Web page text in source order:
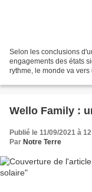
Selon les conclusions
engagements des états
rythme, le monde va vers
Wello Family :
Publié le 11/09/2021 à
Par Notre Terre